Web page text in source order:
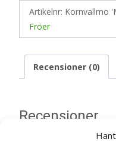
Artikelnr: Kornvallmo
Fröer
Recensioner (0)
Recensioner